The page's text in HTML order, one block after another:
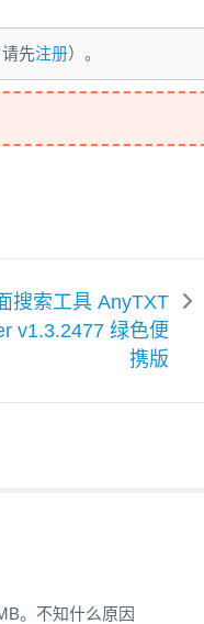
先注册）。
搜索工具 AnyTXT
v1.3.2477 绿色便
携版
。不知什么原因